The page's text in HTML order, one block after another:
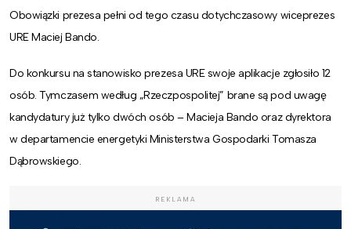
Obowiązki prezesa pełni od tego czasu dotychczasowy wiceprezes
URE Maciej Bando.
Do konkursu na stanowisko prezesa URE swoje aplikacje zgłosiło 12
osób. Tymczasem według „Rzeczpospolitej” brane są pod uwagę
kandydatury już tylko dwóch osób – Macieja Bando oraz dyrektora
w departamencie energetyki Ministerstwa Gospodarki Tomasza
Dąbrowskiego.
REKLAMA